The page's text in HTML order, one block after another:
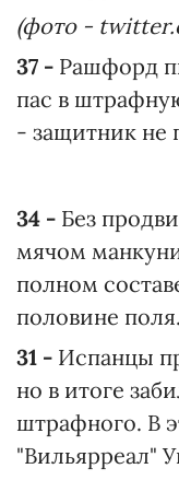
(фото -
37 - Рашфорд
пас в
- защитник не
34 - Без
мячом
полном
половине поля.
31 - Испанцы
но в итоге
штрафного. В
"Вильярреал"